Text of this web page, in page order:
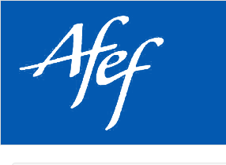
principal